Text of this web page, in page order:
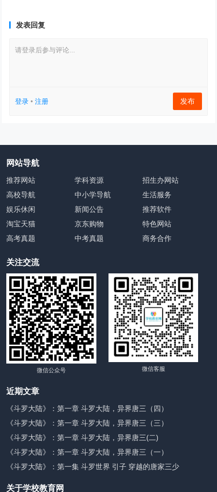
发表回复
请登录后参与评论...
登录 •注册 发布
网站导航
推荐网站 学科资源
招生办网站
高校导航
中小学导航
生活服务
娱乐休闲
新闻公告
推荐软件
淘宝天猫
京东购物
特色网站
高考真题
中考真题 商务合作
关注交流
微信公众号 微信客服
近期文章
《斗罗大陆》：第一章 斗罗大陆，异界唐三（四）
《斗罗大陆》：第一章 斗罗大陆，异界唐三（三）
《斗罗大陆》：第一章 斗罗大陆，异界唐三(二)
《斗罗大陆》：第一章 斗罗大陆，异界唐三（一）
《斗罗大陆》：第一集 斗罗世界 引子 穿越的唐家三少
关于学校教育网